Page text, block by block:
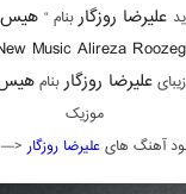
علیرضا روزگاربنام “
Music Alireza
علیرضا روزگاربنام
موزیک
آهنگ هایعلیرضا روزگار<—